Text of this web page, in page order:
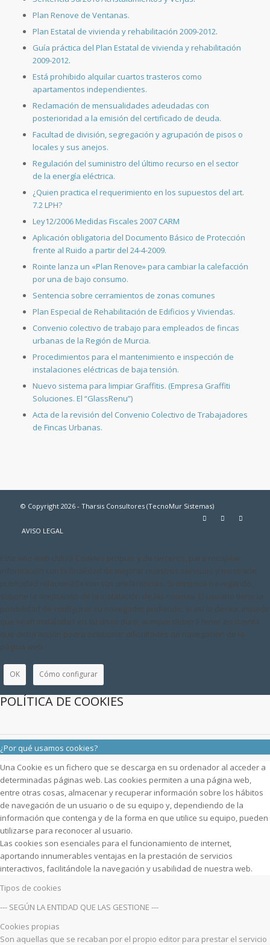
Plan Renove de Ventanas.
Plan Estatal de vivienda y rehabilitación 2009-2012.
Guía práctica del Plan Estatal de vivienda y rehabilitación
2009-2012.
Está prohibido alquilar cuartos trasteros como
apartamentos independientes.
Reclamación de mensualidades adeudadas con
posterioridad a la emisión del certificado de deuda.
Facultad de división, segregación y agrupación de pisos o
locales y sus anejos.
Regulación del suministro del último recurso en el sector
de la energía eléctrica.
¿Quien practica el requerimiento en los supuestos del art.
7.2 LPH?
Ley12/2006 Medidas Fiscales 2007 CARM
Aplicación obligatoria del Documento Básico de Protección
frente al Ruido a partir del 24-4-2009.
Rointe lanza un «Plan Renove» para cambiar la calefacción
por una de bajo consumo.
Sentencia sobre cerramientos de zonas comunes
Plan Especial de Rehabilitación de Edificios y Viviendas.
Convenio colectivo de trabajo para empleados de fincas
urbanas de la Región de Murcia.
Procedimientos para el mantenimiento e inspección de
instalaciones eléctricas de baja tensión.
Nuevo sistema para limpiar Graffitis. (Empresa Graffiti
Soluciones. El “GlassRenu”)
Acta de la revisión del Convenio Colectivo de Trabajadores
de Fincas Urbanas.
© Copyright 2026 - Tharsis Consultores (TecnoMur Sistemas)
AVISO LEGAL
Este sitio web utiliza Cookies propias y de terceros, para recopilar
información con la finalidad de mejorar nuestros servicios y mostrarle
publicidad relacionada con sus preferencias. Si continua navegando,
supone la aceptación de la instalación de las mismas. El usuario tiene la
posibilidad de configurar su navegador pudiendo, si así lo desea, impedir
que sean instaladas en su disco duro, aunque deberá tener en cuenta
que dicha acción podrá ocasionar dificultades de navegación de la
página web.
OK Cómo configurar
POLÍTICA DE COOKIES
¿Por qué usamos cookies?
Una Cookie es un fichero que se descarga en su ordenador al acceder a
determinadas páginas web. Las cookies permiten a una página web,
entre otras cosas, almacenar y recuperar información sobre los hábitos
de navegación de un usuario o de su equipo y, dependiendo de la
información que contenga y de la forma en que utilice su equipo, pueden
utilizarse para reconocer al usuario.
Las cookies son esenciales para el funcionamiento de internet,
aportando innumerables ventajas en la prestación de servicios
interactivos, facilitándole la navegación y usabilidad de nuestra web.
Tipos de cookies
--- SEGÚN LA ENTIDAD QUE LAS GESTIONE ---
Cookies propias
Son aquellas que se recaban por el propio editor para prestar el servicio